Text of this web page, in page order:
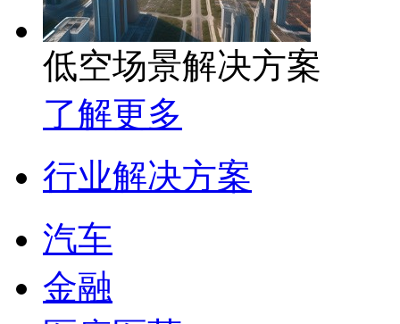
低空场景解决方案
了解更多
行业解决方案
汽车
金融